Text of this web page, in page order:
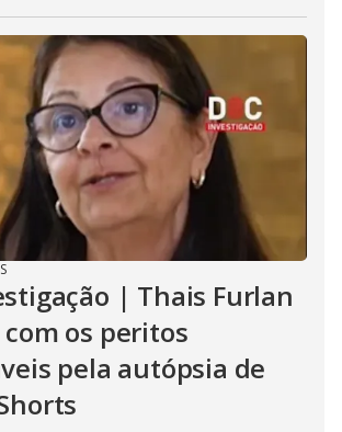
| Thais Furlan
os peritos
pela autópsia de